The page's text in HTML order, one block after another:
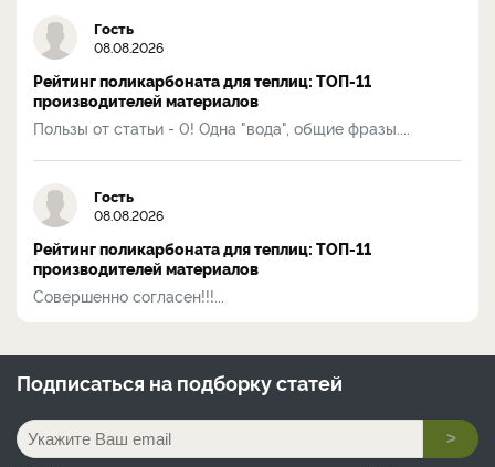
Гость
08.08.2026
Рейтинг поликарбоната для теплиц: ТОП-11
производителей материалов
Пользы от статьи - 0! Одна "вода", общие фразы....
Гость
08.08.2026
Рейтинг поликарбоната для теплиц: ТОП-11
производителей материалов
Совершенно согласен!!!...
Подписаться на подборку статей
>